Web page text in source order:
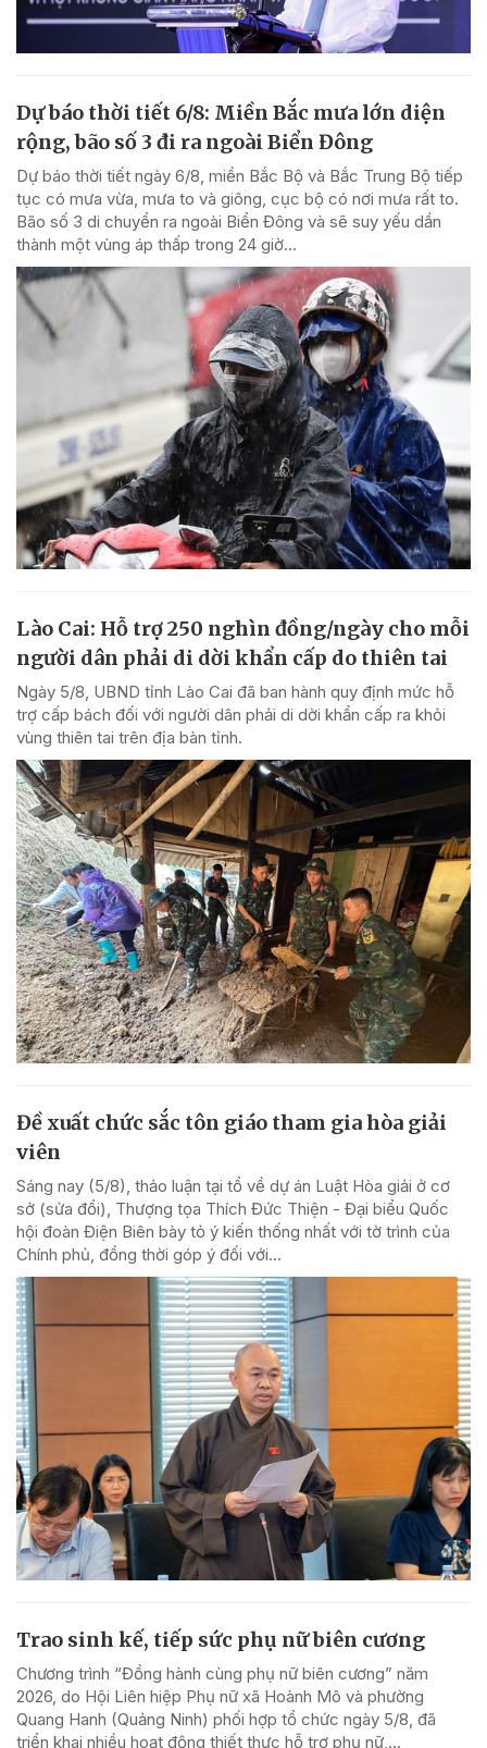
Dự báo thời tiết 6/8: Miền Bắc mưa lớn diện
rộng, bão số 3 đi ra ngoài Biển Đông
Dự báo thời tiết ngày 6/8, miền Bắc Bộ và Bắc Trung Bộ tiếp
tục có mưa vừa, mưa to và giông, cục bộ có nơi mưa rất to.
Bão số 3 di chuyển ra ngoài Biển Đông và sẽ suy yếu dần
thành một vùng áp thấp trong 24 giờ...
Lào Cai: Hỗ trợ 250 nghìn đồng/ngày cho mỗi
người dân phải di dời khẩn cấp do thiên tai
Ngày 5/8, UBND tỉnh Lào Cai đã ban hành quy định mức hỗ
trợ cấp bách đối với người dân phải di dời khẩn cấp ra khỏi
vùng thiên tai trên địa bàn tỉnh.
Đề xuất chức sắc tôn giáo tham gia hòa giải
viên
Sáng nay (5/8), thảo luận tại tổ về dự án Luật Hòa giải ở cơ
sở (sửa đổi), Thượng tọa Thích Đức Thiện - Đại biểu Quốc
hội đoàn Điện Biên bày tỏ ý kiến thống nhất với tờ trình của
Chính phủ, đồng thời góp ý đối với...
Trao sinh kế, tiếp sức phụ nữ biên cương
Chương trình “Đồng hành cùng phụ nữ biên cương” năm
2026, do Hội Liên hiệp Phụ nữ xã Hoành Mô và phường
Quang Hanh (Quảng Ninh) phối hợp tổ chức ngày 5/8, đã
triển khai nhiều hoạt động thiết thực hỗ trợ phụ nữ,...